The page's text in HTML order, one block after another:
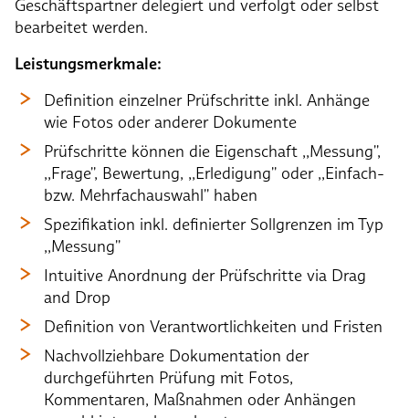
Geschäftspartner delegiert und verfolgt oder selbst
bearbeitet werden.
Leistungsmerkmale:
Definition einzelner Prüfschritte inkl. Anhänge
wie Fotos oder anderer Dokumente
Prüfschritte können die Eigenschaft ,,Messung'',
,,Frage'', Bewertung, ,,Erledigung'' oder ,,Einfach-
bzw. Mehrfachauswahl'' haben
Spezifikation inkl. definierter Sollgrenzen im Typ
,,Messung''
Intuitive Anordnung der Prüfschritte via Drag
and Drop
Definition von Verantwortlichkeiten und Fristen
Nachvollziehbare Dokumentation der
durchgeführten Prüfung mit Fotos,
Kommentaren, Maßnahmen oder Anhängen